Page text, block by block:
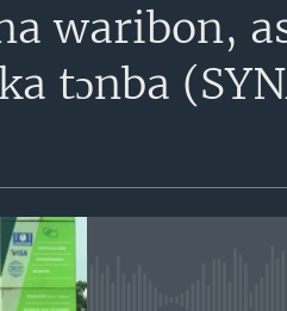
S'abonner
waribon,
tɔnba